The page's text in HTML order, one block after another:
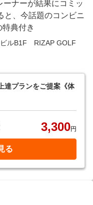
ナーが結果にコミッ
と、今話題のコンビニ
典付き
ビルB1F RIZAP GOLF
達プランをご提案《体
3,300円
る